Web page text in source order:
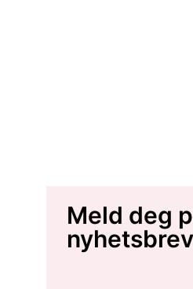
Meld deg